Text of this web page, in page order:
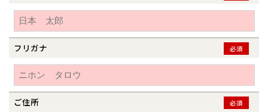
フリガナ 必須
ご住所 必須
道東
山形
宮城
福島
長野
富山
石川
神奈川
埼玉
千葉
愛知
岐阜
静岡
近畿
大阪
京都
中国・四国
岡山
九州
道南
道東
釧路
岩手県
盛岡
山形県
宮城県
福島県
郡山
山梨県
甲府
長野県
長野
富山県
石川県
神奈川県
横浜
相模
埼玉県
埼玉
愛知県
名古屋
岐阜県
静岡県
近畿
大阪府
大阪
京都府
京都
中国・四国
岡山県
岡山
九州